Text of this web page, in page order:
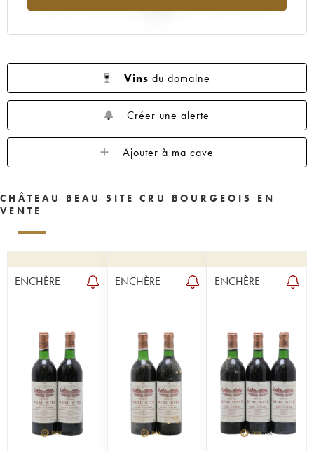
Vins du domaine
Créer une alerte
Ajouter à ma cave
CHÂTEAU BEAU SITE CRU BOURGEOIS EN
VENTE
ENCHÈRE ENCHÈRE ENCHÈRE